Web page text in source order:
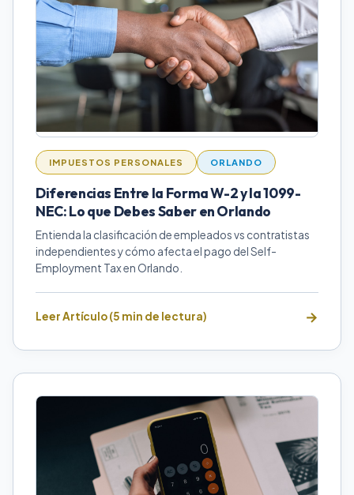
IMPUESTOS PERSONALES ORLANDO
Diferencias Entre la Forma W-2 y la 1099-
NEC: Lo que Debes Saber en Orlando
Entienda la clasificación de empleados vs contratistas
independientes y cómo afecta el pago del Self-
Employment Tax en Orlando.
Leer Artículo (5 min de lectura)